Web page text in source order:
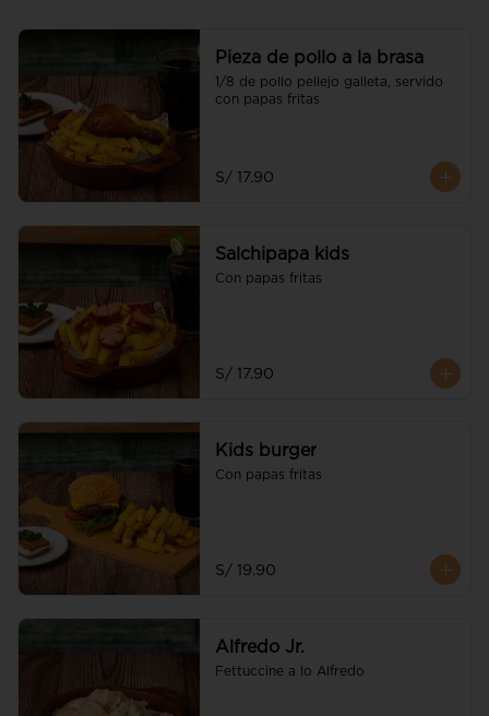
Pieza de pollo a la brasa
1/8 de pollo pellejo galleta, servido
con papas fritas
S/ 17.90
Salchipapa kids
Con papas fritas
S/ 17.90
Kids burger
Con papas fritas
S/ 19.90
Alfredo Jr.
Fettuccine a lo Alfredo